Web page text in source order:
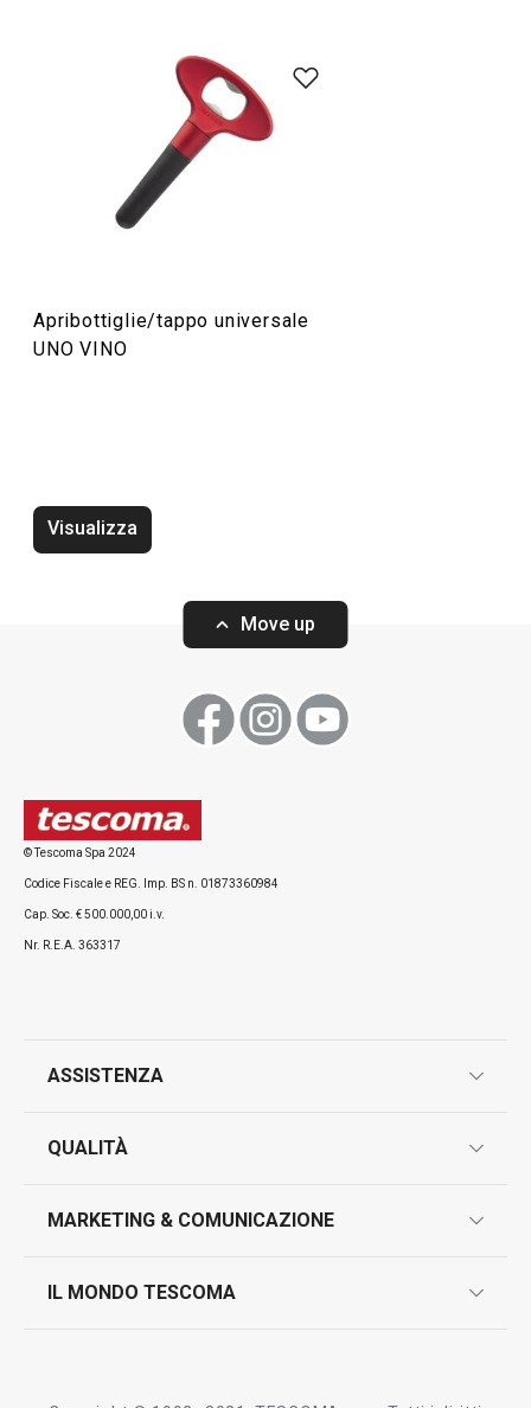
Tutti i prodotti della linea UNO VINO
Apribottiglie/tappo universale
UNO VINO
Visualizza
Move up
© Tescoma Spa 2024
Codice Fiscale e REG. Imp. BS n. 01873360984
Cap. Soc. € 500.000,00 i.v.
Nr. R.E.A. 363317
ASSISTENZA
contatti
QUALITÀ
test sui prodotti
MARKETING & COMUNICAZIONE
IL MONDO TESCOMA